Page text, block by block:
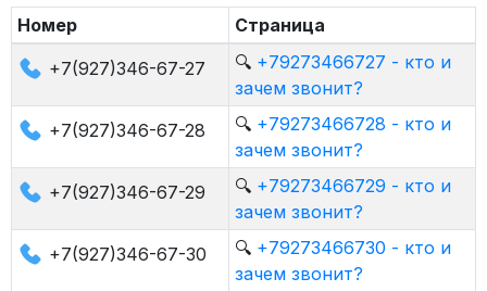
Номер
Страница
+7(927)346-67-27
🔍 +79273466727 - кто и
зачем звонит?
+7(927)346-67-28
🔍 +79273466728 - кто и
зачем звонит?
+7(927)346-67-29
🔍 +79273466729 - кто и
зачем звонит?
+7(927)346-67-30
🔍 +79273466730 - кто и
зачем звонит?